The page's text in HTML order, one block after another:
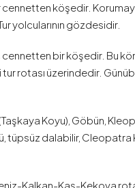
köşedir.
yolcularının gözdesidir.
cennetten bir köşedir. Bu
rotası üzerindedir.
Koyu), Göbün,
dalabilir, Cleopatra
Kalkan-Kaş-Kekova